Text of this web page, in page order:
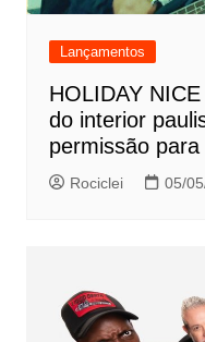
Lançamentos
HOLIDAY
do interior
permissão
Rociclei 05/